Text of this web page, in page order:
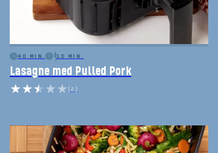
40 MIN. 10 MIN.
Lasagne med Pulled Pork
(2)